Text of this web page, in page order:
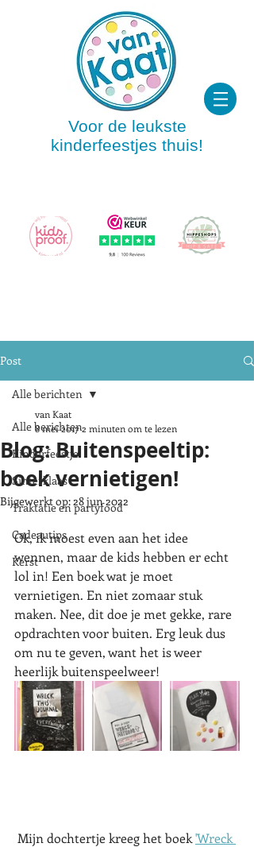
Voor de leukste
kinderfeestjes thuis!
Post
Alle berichten
Kinderfeestje
Sinterklaas
Traktatie en partyfood
Cadeautips
Kerst
Alle berichten
Blog: Buitenspeeltip:
boek vernietigen!
van Kaat
8 mei 20172 minuten om te lezen
Bijgewerkt op:28 jun 2022
Ok, ik moest even aan het idee
wennen, maar de kids hebben er echt
lol in! Een boek wat je moet
vernietigen. En niet zomaar stuk
maken. Nee, dit doe je met gekke, rare
opdrachten voor buiten. Erg leuk dus
om nu te geven, want het is weer
heerlijk buitenspeelweer!
Mijn dochtertje kreeg het boek 'Wreck